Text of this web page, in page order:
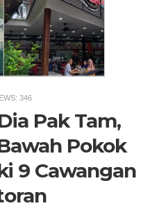
346
Pak Tam,
Pokok
9 Cawangan